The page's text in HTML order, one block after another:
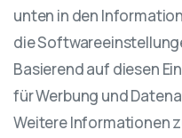
unten in den
die
Basierend auf diesen
für Werbung und
Weitere Informationen